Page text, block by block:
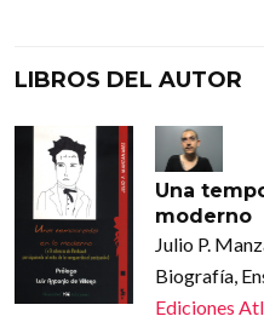
LIBROS DEL AUTOR
Una
moderno
Julio P.
Biografía,
Ediciones